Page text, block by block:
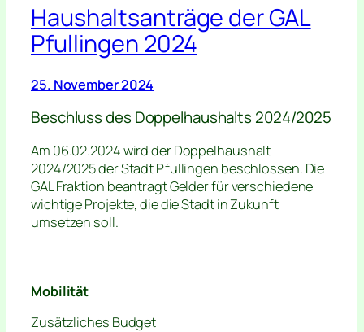
Haushaltsanträge der GAL
Pfullingen 2024
25. November 2024
Beschluss des Doppelhaushalts 2024/2025
Am 06.02.2024 wird der Doppelhaushalt
2024/2025 der Stadt Pfullingen beschlossen. Die
GAL Fraktion beantragt Gelder für verschiedene
wichtige Projekte, die die Stadt in Zukunft
umsetzen soll.
Mobilität
Zusätzliches Budget